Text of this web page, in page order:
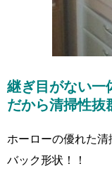
継ぎ目がない一
だから清掃性抜
ホーローの優れた
バック形状！！